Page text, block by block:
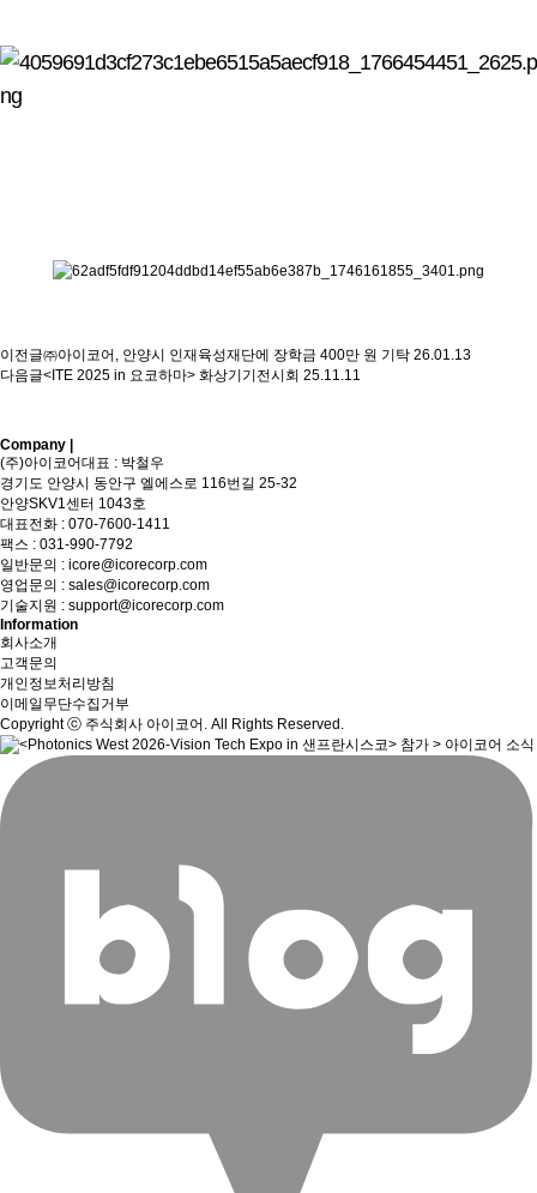
이전글㈜아이코어, 안양시 인재육성재단에 장학금 400만 원 기탁 26.01.13
다음글<ITE 2025 in 요코하마> 화상기기전시회 25.11.11
Company |
(주)아이코어대표 : 박철우
경기도 안양시 동안구 엘에스로 116번길 25-32
안양SKV1센터 1043호
대표전화 : 070-7600-1411
팩스 : 031-990-7792
일반문의 : icore@icorecorp.com
영업문의 : sales@icorecorp.com
기술지원 : support@icorecorp.com
Information
회사소개
고객문의
개인정보처리방침
이메일무단수집거부
Copyright ⓒ 주식회사 아이코어. All Rights Reserved.